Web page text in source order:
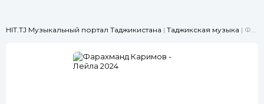
HIT.TJ Музыкальный портал Таджикистана | Таджикская музыка | Фарахманд Каримов - Лейла 2024